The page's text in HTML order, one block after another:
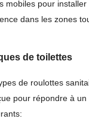
mobiles pour
dans les zones
de toilettes
de roulottes
pour répondre à un